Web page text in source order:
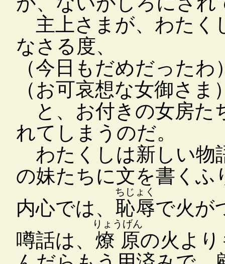
主上さまが、わたく
なさる度、
（今日もだめだったわ
（お可哀想な女御さま
と、お付きの女房た
れてしまうのだ。
わたくしは新しい物
の妹たちに文を書く
内心では、 恥辱
ちじょく
で火が
噂話は、 燎原
りょうげん
の火よ